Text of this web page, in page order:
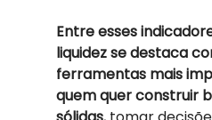
Entre esses
liquidez se destaca
ferramentas mais
quem quer construir